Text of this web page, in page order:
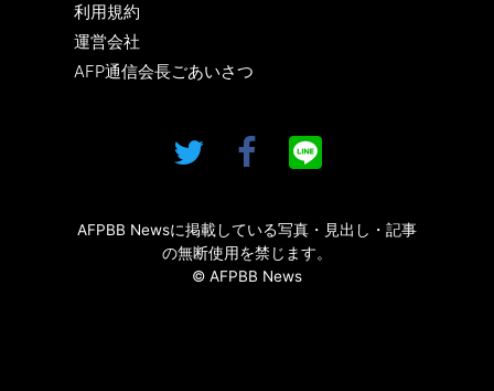
利用規約
運営会社
AFP通信会長ごあいさつ
AFPBB Newsに掲載している写真・見出し・記事
の無断使用を禁じます。
© AFPBB News